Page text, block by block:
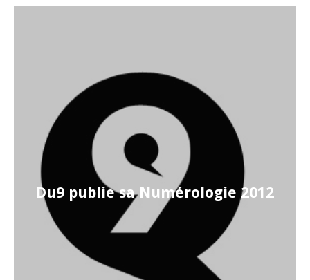
Du9 publie sa Numérologie 2012